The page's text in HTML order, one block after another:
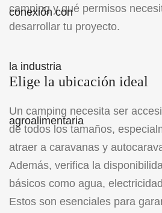
camping y qué permisos
desarrollar tu proyecto.
Elige la ubicación ideal
Un camping necesita ser
de todos los tamaños,
atraer a caravanas y
Además, verifica la
básicos como agua,
Estos son esenciales para